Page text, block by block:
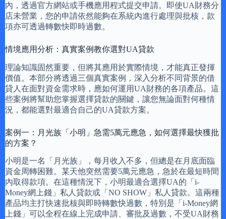
內，透過官方網站或手機應用程式提交申請。即使UA財務分
店未營業，您的申請依然能夠在系統內進行處理與批核，款
項亦可透過轉數快即時過數。
情境應用分析：真實案例教你選對UA貸款
理論知識固然重要，但將其應用於實際情境，才能真正發揮
價值。本部分將透過三個真實案例，深入分析不同背景的借
貸人在面對資金需求時，應如何運用UA財務的各項產品。這
些案例將幫助您掌握選擇貸款的關鍵，讓您無論面對何種情
況，都能選對最適合自己的UA貸款方案。
案例一：月光族「小明」急需5萬元應急，如何選擇最快獲批
的方案？
小明是一名「月光族」，每月收入不多，但總是在月底面臨
資金周轉困難。某天他突然需要5萬元應急，急於在最短時間
內取得款項。在這種情況下，小明最適合選擇UA的「i-
Money網上錢」私人貸款或「NO SHOW」私人貸款。這兩種
產品均主打快速批核與即時轉數快過數，特別是「i-Money網
上錢」可以全程在線上完成申請、審批及過數，不受UA財務